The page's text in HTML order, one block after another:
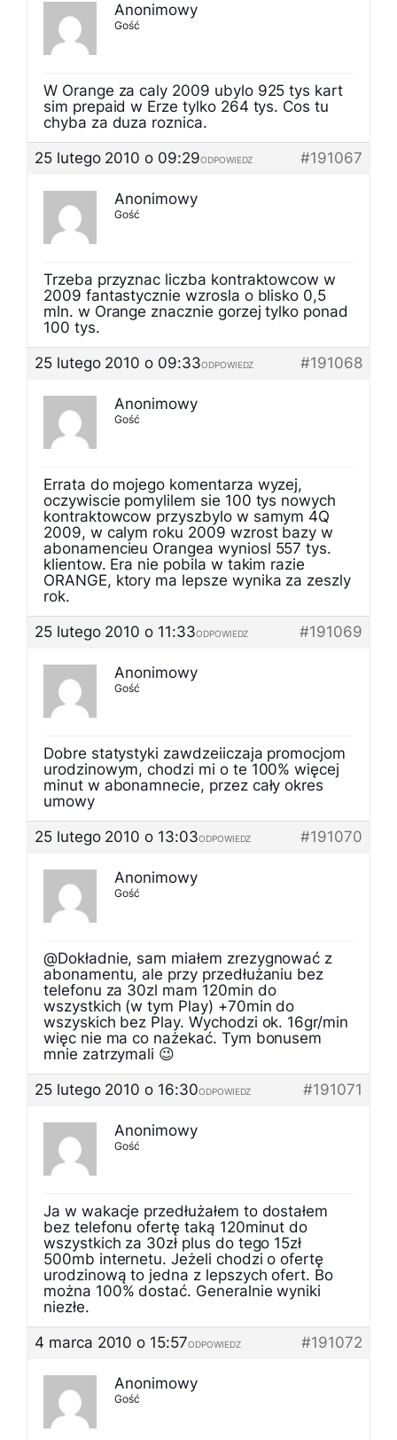
Anonimowy
Gość
W Orange za caly 2009 ubylo 925 tys kart
sim prepaid w Erze tylko 264 tys. Cos tu
chyba za duza roznica.
25 lutego 2010 o 09:29
#191067
ODPOWIEDZ
Anonimowy
Gość
Trzeba przyznac liczba kontraktowcow w
2009 fantastycznie wzrosla o blisko 0,5
mln. w Orange znacznie gorzej tylko ponad
100 tys.
25 lutego 2010 o 09:33
#191068
ODPOWIEDZ
Anonimowy
Gość
Errata do mojego komentarza wyzej,
oczywiscie pomylilem sie 100 tys nowych
kontraktowcow przyszbylo w samym 4Q
2009, w calym roku 2009 wzrost bazy w
abonamencieu Orangea wyniosl 557 tys.
klientow. Era nie pobila w takim razie
ORANGE, ktory ma lepsze wynika za zeszly
rok.
25 lutego 2010 o 11:33
#191069
ODPOWIEDZ
Anonimowy
Gość
Dobre statystyki zawdzeiiczaja promocjom
urodzinowym, chodzi mi o te 100% więcej
minut w abonamnecie, przez cały okres
umowy
25 lutego 2010 o 13:03
#191070
ODPOWIEDZ
Anonimowy
Gość
@Dokładnie, sam miałem zrezygnować z
abonamentu, ale przy przedłużaniu bez
telefonu za 30zl mam 120min do
wszystkich (w tym Play) +70min do
wszyskich bez Play. Wychodzi ok. 16gr/min
więc nie ma co nażekać. Tym bonusem
mnie zatrzymali 😉
25 lutego 2010 o 16:30
#191071
ODPOWIEDZ
Anonimowy
Gość
Ja w wakacje przedłużałem to dostałem
bez telefonu ofertę taką 120minut do
wszystkich za 30zł plus do tego 15zł
500mb internetu. Jeżeli chodzi o ofertę
urodzinową to jedna z lepszych ofert. Bo
można 100% dostać. Generalnie wyniki
niezłe.
4 marca 2010 o 15:57
#191072
ODPOWIEDZ
Anonimowy
Gość